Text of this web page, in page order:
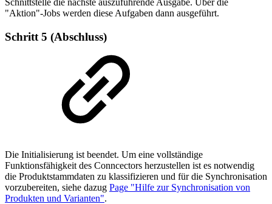
Schnittstelle die nächste auszuführende Ausgabe. Über die
"Aktion"-Jobs werden diese Aufgaben dann ausgeführt.
Schritt 5 (Abschluss)
Die Initialisierung ist beendet. Um eine vollständige
Funktionsfähigkeit des Conncectors herzustellen ist es notwendig
die Produktstammdaten zu klassifizieren und für die Synchronisation
vorzubereiten, siehe dazug Page "Hilfe zur Synchronisation von
Produkten und Varianten".